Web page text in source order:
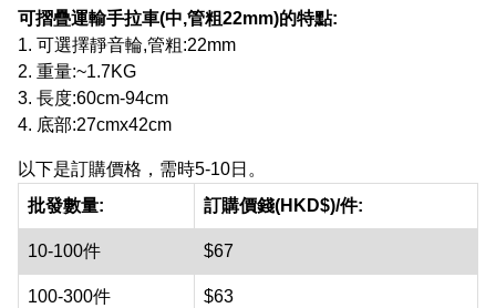
可摺疊運輸手拉車(中,管粗22mm)的特點:
1. 可選擇靜音輪,管粗:22mm
2. 重量:~1.7KG
3. 長度:60cm-94cm
4. 底部:27cmx42cm
以下是訂購價格，需時5-10日。
批發數量:
訂購價錢(HKD$)/件:
10-100件 $67
100-300件 $63